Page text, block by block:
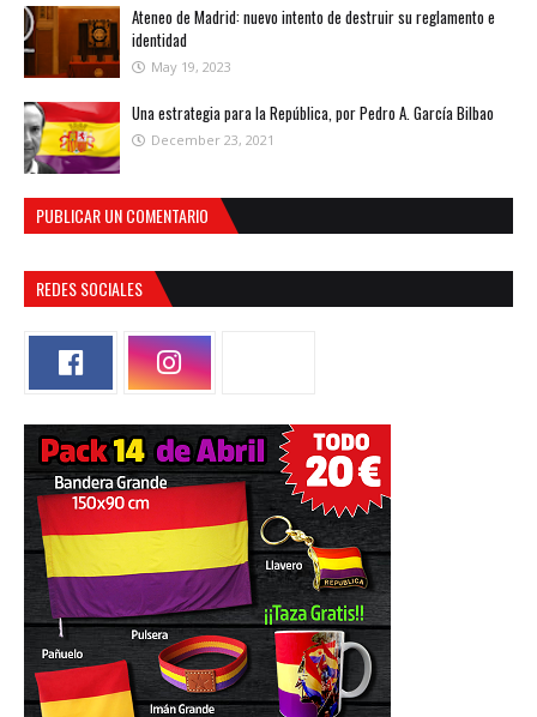
Ateneo de Madrid: nuevo intento de destruir su reglamento e
identidad
May 19, 2023
Una estrategia para la República, por Pedro A. García Bilbao
December 23, 2021
PUBLICAR UN COMENTARIO
REDES SOCIALES